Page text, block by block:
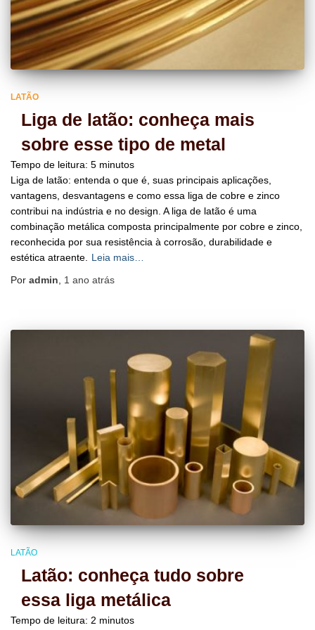
LATÃO
Liga de latão: conheça mais
sobre esse tipo de metal
Tempo de leitura: 5 minutos
Liga de latão: entenda o que é, suas principais aplicações,
vantagens, desvantagens e como essa liga de cobre e zinco
contribui na indústria e no design. ​A liga de latão é uma
combinação metálica composta principalmente por cobre e zinco,
reconhecida por sua resistência à corrosão, durabilidade e
estética atraente.
Leia mais…
Por admin 1 ano atrás
LATÃO
Latão: conheça tudo sobre
essa liga metálica
Tempo de leitura: 2 minutos